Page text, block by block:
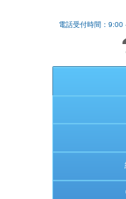
電話受付時間：9:00